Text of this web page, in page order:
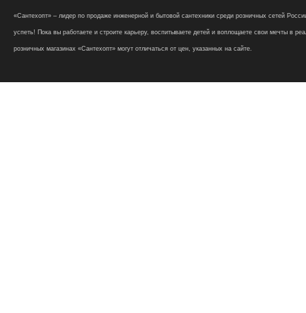
«Сантехопт» – лидер по продаже инженерной и бытовой сантехники среди розничных сетей
успеть! Пока вы работаете и строите карьеру, воспитываете детей и воплощаете свои мечты в
розничных магазинах «Сантехопт» могут отличаться от цен, указанных на сайте.